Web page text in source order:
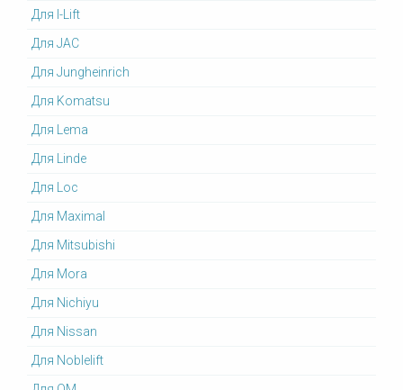
Для I-Lift
Для JAC
Для Jungheinrich
Для Komatsu
Для Lema
Для Linde
Для Loc
Для Maximal
Для Mitsubishi
Для Mora
Для Nichiyu
Для Nissan
Для Noblelift